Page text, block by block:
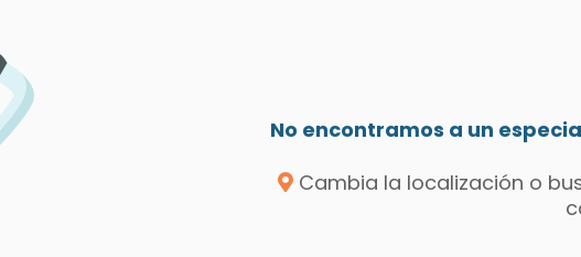
No encontramos a un
Cambia la localización o